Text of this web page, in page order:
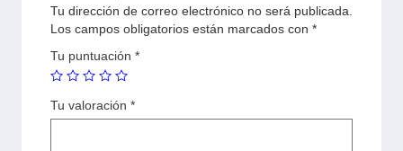
Tu dirección de correo electrónico no será publicada.
Los campos obligatorios están marcados con *
Tu puntuación *
Tu valoración *